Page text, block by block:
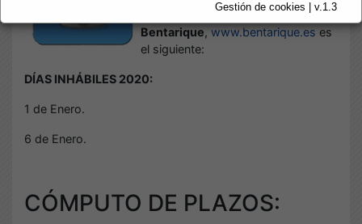
Gestión de cookies | v.1.3
Electrónica delAyuntamiento de
Bentarique,www.bentarique.eses
el siguiente:
DÍAS INHÁBILES 2020:
1 de Enero.
6 de Enero.
CÓMPUTO DE PLAZOS: